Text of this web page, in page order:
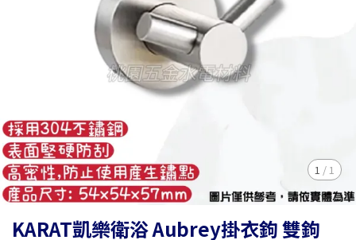
1 / 1
KARAT凱樂衛浴 Aubrey掛衣鉤 雙鉤